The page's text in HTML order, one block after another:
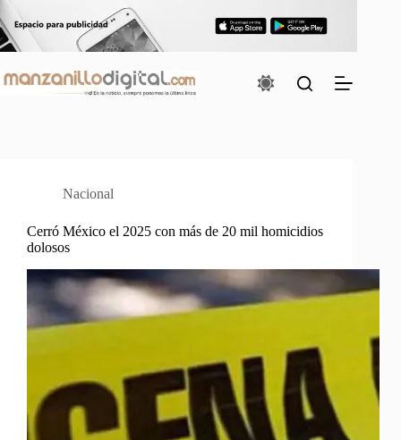
al
contenido
Nacional
Cerró México el 2025 con más de 20 mil homicidios
dolosos